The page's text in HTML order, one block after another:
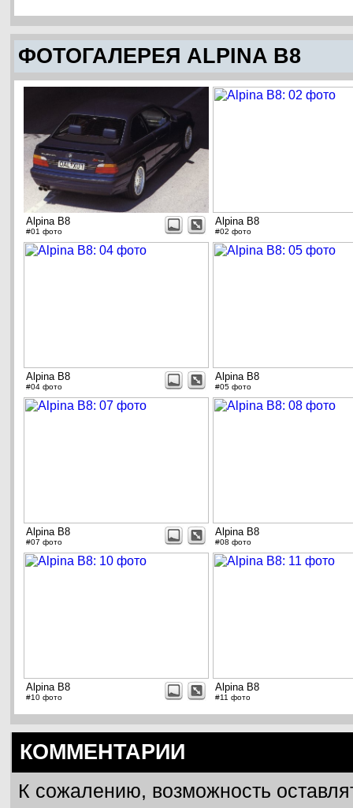
ФОТОГАЛЕРЕЯ ALPINA B8
Alpina B8
#01 фото
Alpina B8
#02 фото
Alpina B8
#04 фото
Alpina B8
#05 фото
Alpina B8
#07 фото
Alpina B8
#08 фото
Alpina B8
#10 фото
Alpina B8
#11 фото
КОММЕНТАРИИ
К сожалению, возможность